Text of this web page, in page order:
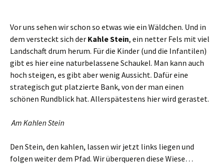
Vor uns sehen wir schon so etwas wie ein Wäldchen. Und in
dem versteckt sich der Kahle Stein, ein netter Fels mit viel
Landschaft drum herum. Für die Kinder (und die Infantilen)
gibt es hier eine naturbelassene Schaukel. Man kann auch
hoch steigen, es gibt aber wenig Aussicht. Dafür eine
strategisch gut platzierte Bank, von der man einen
schönen Rundblick hat. Allerspätestens hier wird gerastet.
Am Kahlen Stein
Den Stein, den kahlen, lassen wir jetzt links liegen und
folgen weiter dem Pfad. Wir überqueren diese Wiese…